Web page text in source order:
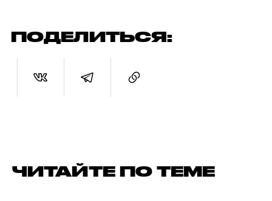
ПОДЕЛИТЬСЯ:
ЧИТАЙТЕ ПО ТЕМЕ